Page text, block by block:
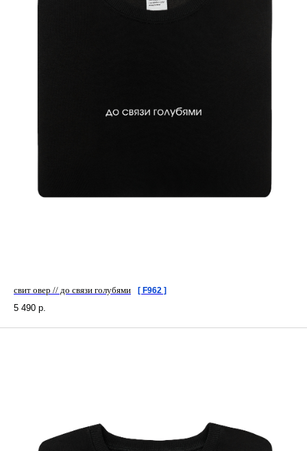
свит овер // до связи голубями [ F962 ]
5 490 р.